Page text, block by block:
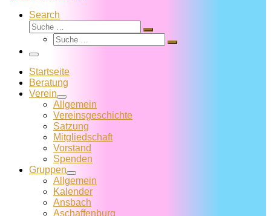
Search
Suche
Suche
Suche
Suche
Menü
Startseite
Beratung
Verein
Allgemein
Vereins­geschichte
Satzung
Mitglied­schaft
Vorstand
Spenden
Gruppen
Allgemein
Kalender
Ansbach
Aschaffenburg